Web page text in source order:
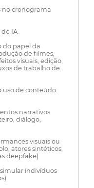
no cronograma
de IA
do papel da
de filmes,
visuais, edição,
de trabalho de
uso de conteúdo
narrativos
diálogo,
visuais ou
atores sintéticos,
deepfake)
indivíduos